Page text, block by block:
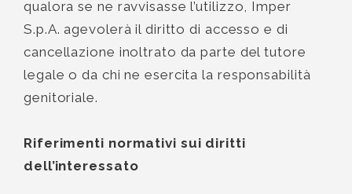
qualora se ne ravvisasse l’utilizzo, Imper
S.p.A. agevolerà il diritto di accesso e di
cancellazione inoltrato da parte del tutore
legale o da chi ne esercita la responsabilità
genitoriale.
Riferimenti normativi sui diritti
dell’interessato